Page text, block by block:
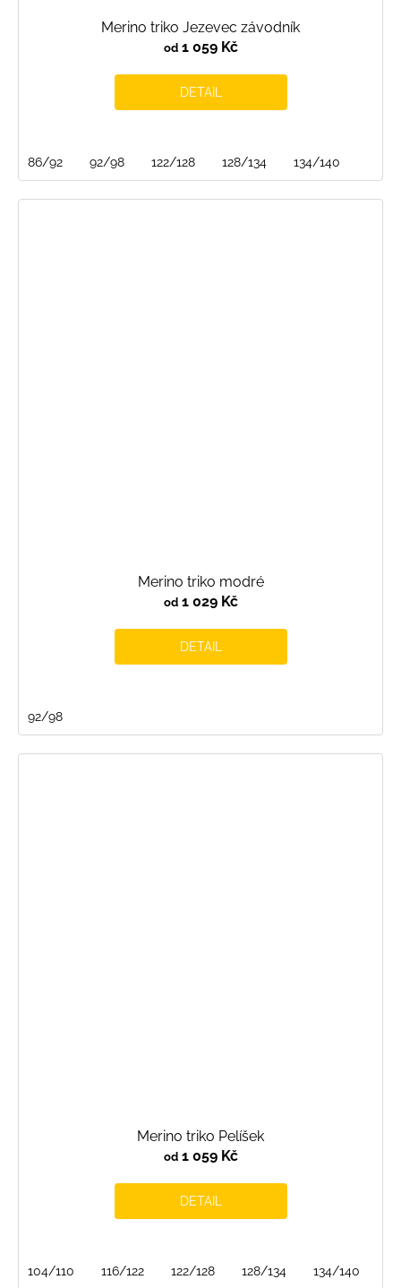
Merino triko Jezevec závodník
od1 059 Kč
DETAIL
86/92 92/98 122/128 128/134 134/140
Merino triko modré
od1 029 Kč
DETAIL
92/98
Merino triko Pelíšek
od1 059 Kč
DETAIL
104/110 116/122 122/128 128/134 134/140